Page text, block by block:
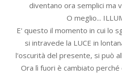
diventano ora semplici ma
O meglio...
E' questo il momento in cui lo
si intravede la LUCE in
l'oscurità del presente, si può
Ora lì fuori è cambiato perché